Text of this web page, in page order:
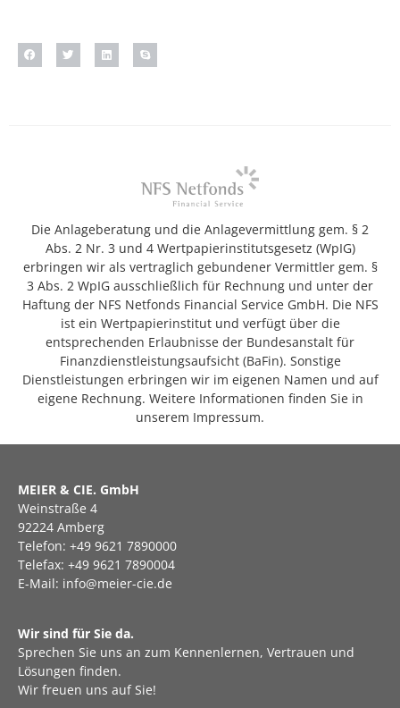
Die Anlageberatung und die Anlagevermittlung gem. § 2
Abs. 2 Nr. 3 und 4 Wertpapierinstitutsgesetz (WpIG)
erbringen wir als vertraglich gebundener Vermittler gem. §
3 Abs. 2 WpIG ausschließlich für Rechnung und unter der
Haftung der NFS Netfonds Financial Service GmbH. Die NFS
ist ein Wertpapierinstitut und verfügt über die
entsprechenden Erlaubnisse der Bundesanstalt für
Finanzdienstleistungsaufsicht (BaFin). Sonstige
Dienstleistungen erbringen wir im eigenen Namen und auf
eigene Rechnung. Weitere Informationen finden Sie in
unserem Impressum.
MEIER & CIE. GmbH
Weinstraße 4
92224 Amberg
Telefon: +49 9621 7890000
Telefax: +49 9621 7890004
E-Mail: info@meier-cie.de
Wir sind für Sie da.
Sprechen Sie uns an zum Kennenlernen, Vertrauen und
Lösungen finden.
Wir freuen uns auf Sie!